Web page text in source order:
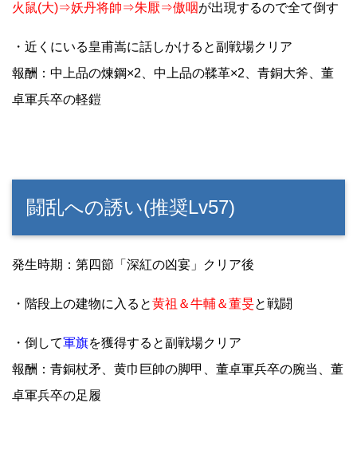
火鼠(大)⇒妖丹将帥⇒朱厭⇒傲咽が出現するので全て倒す
・近くにいる皇甫嵩に話しかけると副戦場クリア
報酬：中上品の煉鋼×2、中上品の鞣革×2、青銅大斧、董
卓軍兵卒の軽鎧
闘乱への誘い(推奨Lv57)
発生時期：第四節「深紅の凶宴」クリア後
・階段上の建物に入ると黄祖＆牛輔＆董旻と戦闘
・倒して軍旗を獲得すると副戦場クリア
報酬：青銅杖矛、黄巾巨帥の脚甲、董卓軍兵卒の腕当、董
卓軍兵卒の足履